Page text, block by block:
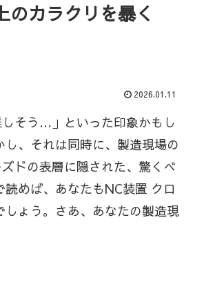
カラクリを暴く
2026.01.11
そう…」といった印象かもし
、それは同時に、製造現場の
ドの表層に隠された、驚くべ
めば、あなたもNC装置 クロ
ょう。さあ、あなたの製造現